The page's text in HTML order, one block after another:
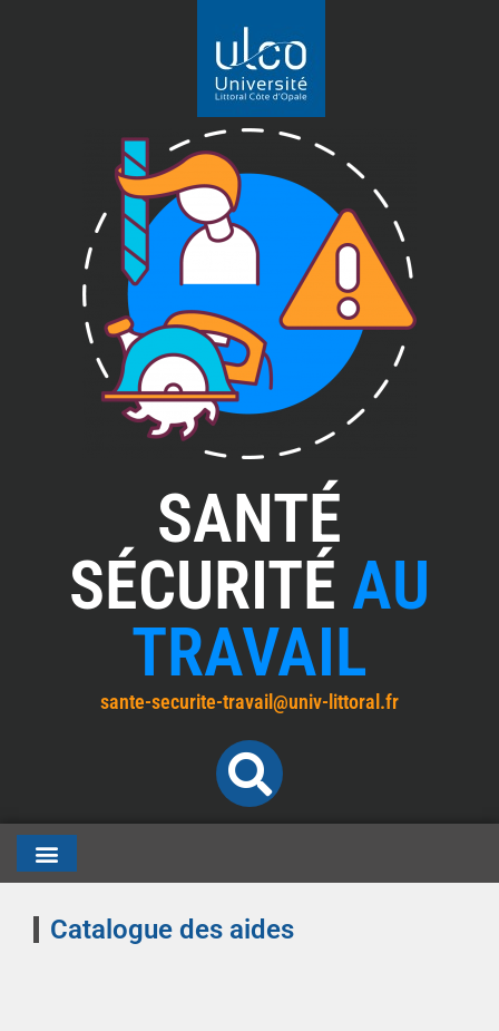
SANTÉ
SÉCURITÉ AU
TRAVAIL
sante-securite-travail@univ-littoral.fr
Catalogue des aides